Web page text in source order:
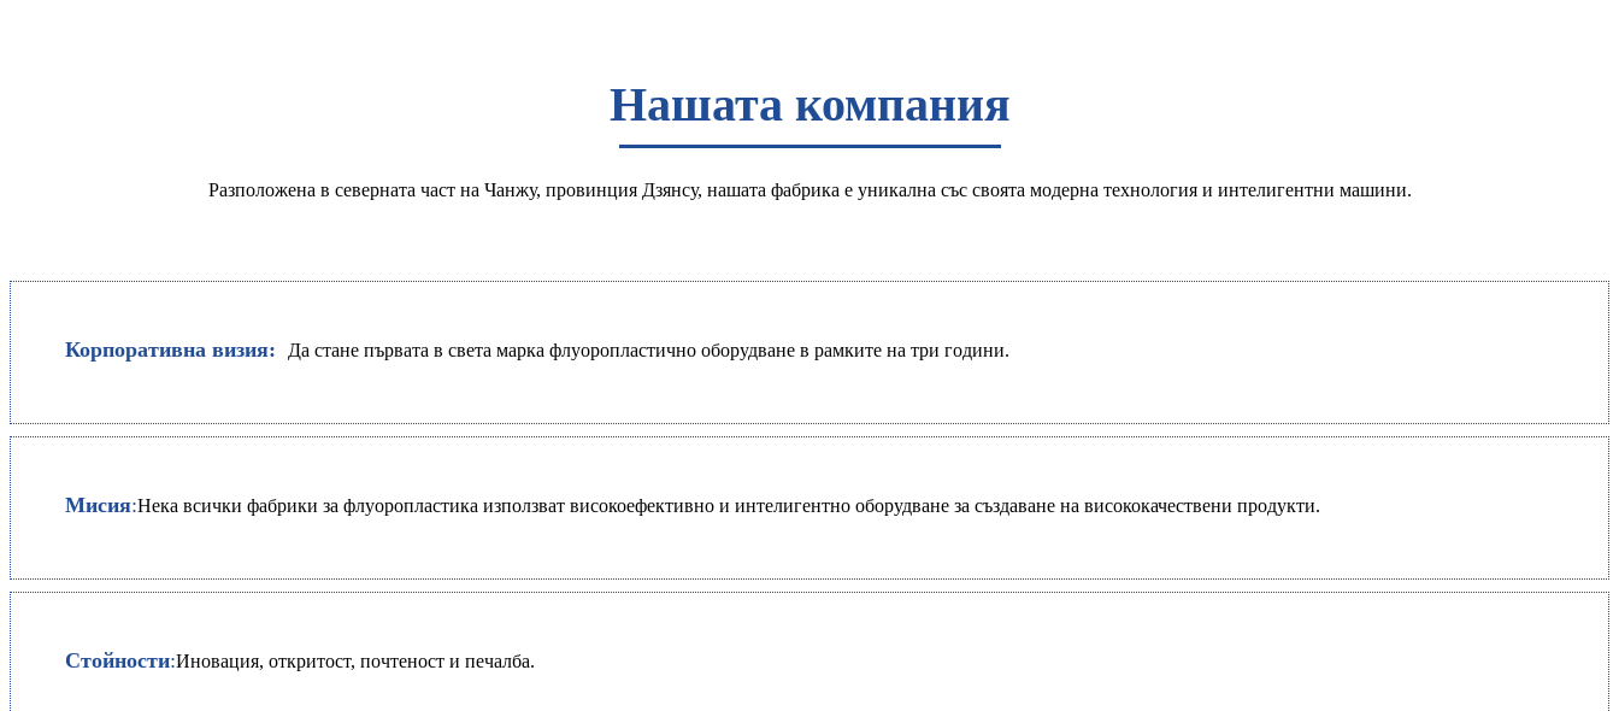
Нашата компания
Разположена в северната част на Чанжу, провинция Дзянсу, нашата фабрика е уникална със своята модерна технология и интелигентни машини.
Корпоративна визия: Да стане първата в света марка флуоропластично оборудване в рамките на три години.
Мисия:Нека всички фабрики за флуоропластика използват високоефективно и интелигентно оборудване за създаване на висококачествени продукти.
Стойности:Иновация, откритост, почтеност и печалба.